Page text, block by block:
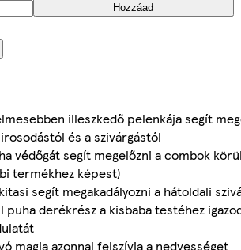
Hozzáad
illeszkedő pelenkája segít
és a szivárgástól
védőgát segít megelőzni a combok
termékhez képest)
segít megakadályozni a hátoldali
derékrész a kisbaba testéhez
magja azonnal felszívja a nedvességet